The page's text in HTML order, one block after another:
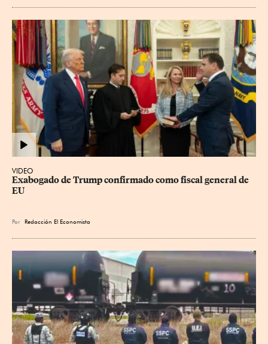
VIDEO
Exabogado de Trump confirmado como fiscal general de
EU
Por Redacción El Economista